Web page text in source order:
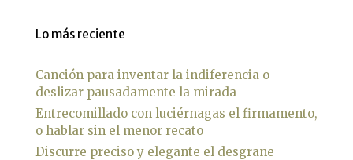
Lo más reciente
Canción para inventar la indiferencia o
deslizar pausadamente la mirada
Entrecomillado con luciérnagas el firmamento,
o hablar sin el menor recato
Discurre preciso y elegante el desgrane